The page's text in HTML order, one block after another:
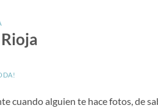
cuando alguien te hace fotos, de